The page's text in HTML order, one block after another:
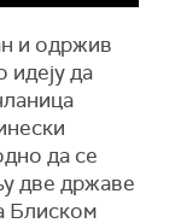
и одржив
идеју да
да се
две државе
Блиском